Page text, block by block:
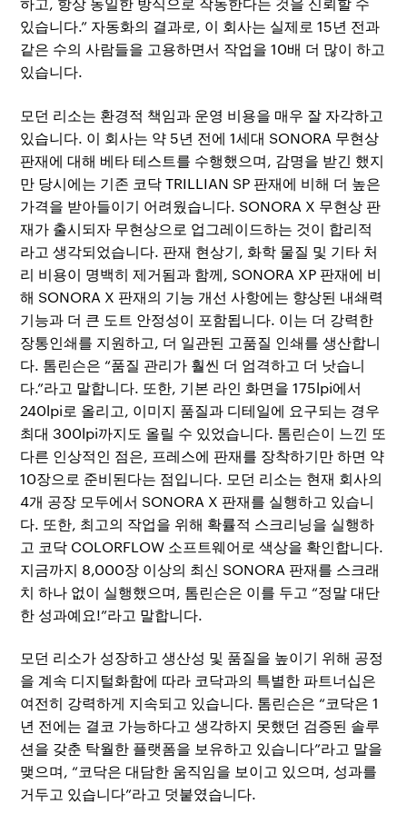
있습니다.” 자동화의 결과로, 이 회사는 실제로 15년 전과
같은 수의 사람들을 고용하면서 작업을 10배 더 많이 하고
있습니다.
모던 리소는 환경적 책임과 운영 비용을 매우 잘 자각하고
있습니다. 이 회사는 약 5년 전에 1세대 SONORA 무현상
판재에 대해 베타 테스트를 수행했으며, 감명을 받긴 했지
만 당시에는 기존 코닥 TRILLIAN SP 판재에 비해 더 높은
가격을 받아들이기 어려웠습니다. SONORA X 무현상 판
재가 출시되자 무현상으로 업그레이드하는 것이 합리적
라고 생각되었습니다. 판재 현상기, 화학 물질 및 기타 처
리 비용이 명백히 제거됨과 함께, SONORA XP 판재에 비
해 SONORA X 판재의 기능 개선 사항에는 향상된 내쇄력
기능과 더 큰 도트 안정성이 포함됩니다. 이는 더 강력한
장통인쇄를 지원하고, 더 일관된 고품질 인쇄를 생산합니
다. 톰린슨은 “품질 관리가 훨씬 더 엄격하고 더 낫습니
다.”라고 말합니다. 또한, 기본 라인 화면을 175lpi에서
240lpi로 올리고, 이미지 품질과 디테일에 요구되는 경우
최대 300lpi까지도 올릴 수 있었습니다. 톰린슨이 느낀 또
다른 인상적인 점은, 프레스에 판재를 장착하기만 하면 약
10장으로 준비된다는 점입니다. 모던 리소는 현재 회사의
4개 공장 모두에서 SONORA X 판재를 실행하고 있습니
다. 또한, 최고의 작업을 위해 확률적 스크리닝을 실행하
고 코닥 COLORFLOW 소프트웨어로 색상을 확인합니다.
지금까지 8,000장 이상의 최신 SONORA 판재를 스크래
치 하나 없이 실행했으며, 톰린슨은 이를 두고 “정말 대단
한 성과예요!”라고 말합니다.
모던 리소가 성장하고 생산성 및 품질을 높이기 위해 공정
을 계속 디지털화함에 따라 코닥과의 특별한 파트너십은
여전히 강력하게 지속되고 있습니다. 톰린슨은 “코닥은 1
년 전에는 결코 가능하다고 생각하지 못했던 검증된 솔루
션을 갖춘 탁월한 플랫폼을 보유하고 있습니다”라고 말을
맺으며, “코닥은 대담한 움직임을 보이고 있으며, 성과를
거두고 있습니다”라고 덧붙였습니다.